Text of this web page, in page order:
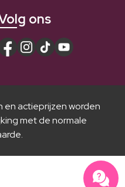
ons
en actieprijzen worden
met de normale